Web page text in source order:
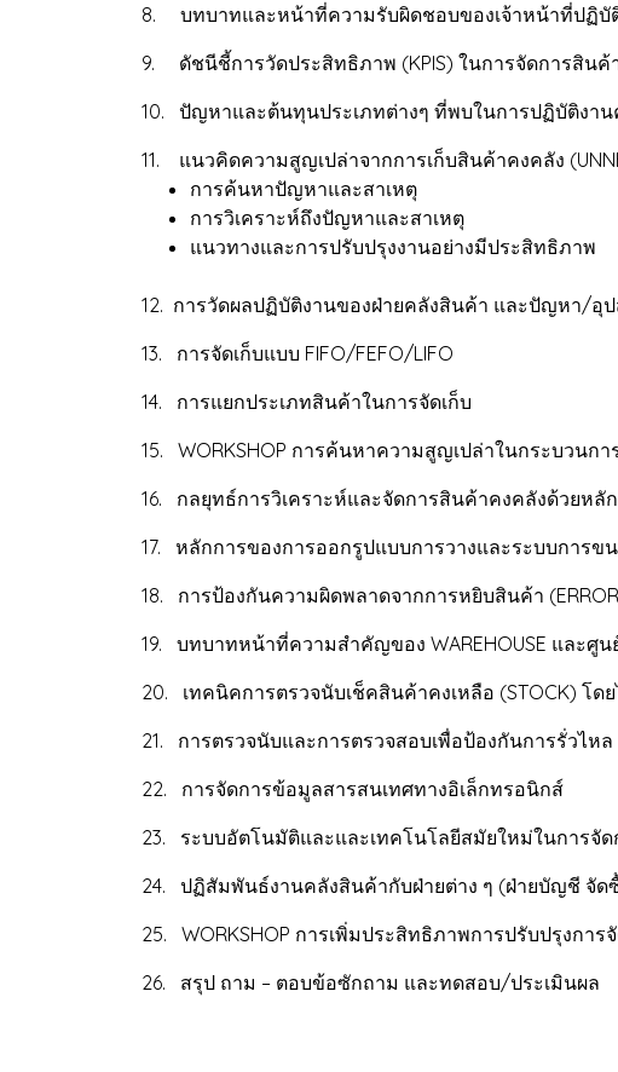
8. บทบาทและหน้าที่ความรับผิดชอบของเจ้าหน้าที่ปฏิบั
9. ดัชนีชี้การวัดประสิทธิภาพ (KPIS) ในการจัดการสินค้
10. ปัญหาและต้นทุนประเภทต่างๆ ที่พบในการปฏิบัติงา
11. แนวคิดความสูญเปล่าจากการเก็บสินค้าคงคลัง
การค้นหาปัญหาและสาเหตุ
การวิเคราะห์ถึงปัญหาและสาเหตุ
แนวทางและการปรับปรุงงานอย่างมีประสิทธิภาพ
12. การวัดผลปฏิบัติงานของฝ่ายคลังสินค้า และปัญหา/อุ
13. การจัดเก็บแบบ FIFO/FEFO/LIFO
14. การแยกประเภทสินค้าในการจัดเก็บ
15. WORKSHOP การค้นหาความสูญเปล่าในกระบวนก
16. กลยุทธ์การวิเคราะห์และจัดการสินค้าคงคลังด้วยหลัก
17. หลักการของการออกรูปแบบการวางและระบบการขน
18. การป้องกันความผิดพลาดจากการหยิบสินค้า (ERROR
19. บทบาทหน้าที่ความสำคัญของ WAREHOUSE และศูนย์
20. เทคนิคการตรวจนับเช็คสินค้าคงเหลือ (STOCK) โด
21. การตรวจนับและการตรวจสอบเพื่อป้องกันการรั่วไหล
22. การจัดการข้อมูลสารสนเทศทางอิเล็กทรอนิกส์
23. ระบบอัตโนมัติและและเทคโนโลยีสมัยใหม่ในการจั
24. ปฏิสัมพันธ์งานคลังสินค้ากับฝ่ายต่าง ๆ (ฝ่ายบัญชี จัด
25. WORKSHOP การเพิ่มประสิทธิภาพการปรับปรุงการ
26. สรุป ถาม – ตอบข้อซักถาม และทดสอบ/ประเมินผล